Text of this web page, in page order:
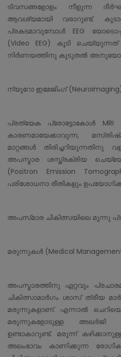
ദിവസങ്ങളോളം നീളുന്ന
ആവശ്യമായി വരാറുണ്ട്.
പ്രകടമാവുമ്പോൾ EEG
(Video EEG) കൂടി
നിർണയത്തിനു കൂടുതൽ
ന്യൂറോ ഇമേജിംഗ്
പ്രത്യേക പ്രോട്ടോകോൾ
കാരണമായേക്കാവുന്ന,
മാറ്റങ്ങൾ
അപസ്മാര ശസ്ത്രക്രിയ
(Positron Emission
പരിശോധനാ രീതികളും
അപസ്‌മാര ചികിത്സയിലെ മൂന്നു
മരുന്നുകൾ (Medical
അപസ്മാരത്തിനു ഏറ്റവും
ചികിത്സാമാർഗം ശാസ് ത്രീയ
മരുന്നുകളാണ്. എന്നാൽ
മരുന്നുകളോടുള്ള അലർജി
ഉണ്ടാകാറുണ്ട്. മരുന്ന്
അലംഭാവം കാണിക്കുന്ന